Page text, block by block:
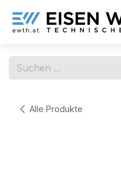
Alle Produkte